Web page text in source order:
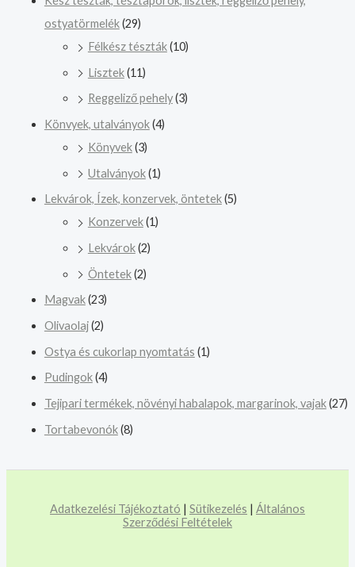
ostyatörmelék(29)
Félkész tészták(10)
Lisztek(11)
Reggeliző pehely(3)
Könvyek, utalványok(4)
Könyvek(3)
Utalványok(1)
Lekvárok, Ízek, konzervek, öntetek(5)
Konzervek(1)
Lekvárok(2)
Öntetek(2)
Magvak(23)
Olivaolaj(2)
Ostya és cukorlap nyomtatás (1)
Pudingok(4)
Tejipari termékek, növényi habalapok, margarinok, vajak(27)
Tortabevonók(8)
Adatkezelési Tájékoztató | Sütikezelés | Általános
Szerződési Feltételek